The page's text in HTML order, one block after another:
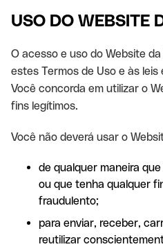
USO DO WEBSITE
O acesso e uso do Website
estes Termos de Uso e às
Você concorda em utilizar o
fins legítimos.
Você não deverá usar o
de qualquer maneira
ou que tenha qualquer
fraudulento;
para enviar, receber,
reutilizar